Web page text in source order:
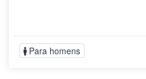
Para homens